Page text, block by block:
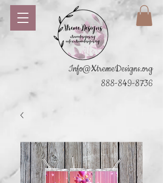
Info@XtremeDesigns.org
888-849-8736